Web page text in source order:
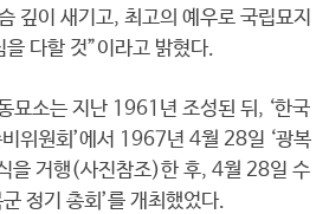
깊이 새기고, 최고의 예우로 국립묘지
다할 것”이라고 밝혔다.
묘소는 지난 1961년 조성된 뒤, ‘한국
위원회’에서 1967년 4월 28일 ‘광복
을 거행(사진참조)한 후, 4월 28일 수
정기 총회’를 개최했었다.